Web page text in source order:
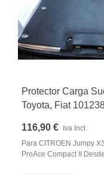
Protector Carga
Toyota, Fiat
116,90 €
Iva Incl.
Para CITROEN Jumpy
ProAce Compact II